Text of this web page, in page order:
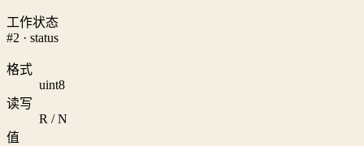
工作状态
#2 · status
格式
uint8
读写
R / N
值